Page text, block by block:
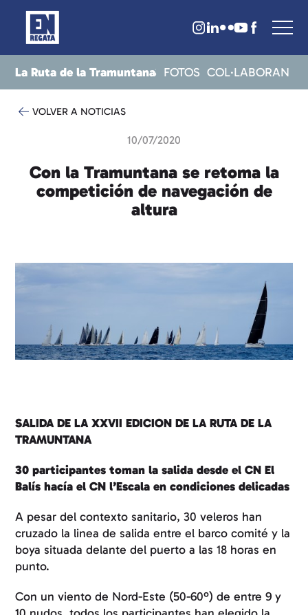
La Ruta de la Tramuntana
RESULTATS NOTICIES FOTOS COL·LABORAN
VOLVER A NOTICIAS
10/07/2020
Con la Tramuntana se retoma la
competición de navegación de
altura
SALIDA DE LA XXVII EDICION DE LA RUTA DE LA
TRAMUNTANA
30 participantes toman la salida desde el CN El
Balís hacía el CN l’Escala en condiciones delicadas
A pesar del contexto sanitario, 30 veleros han
cruzado la linea de salida entre el barco comité y la
boya situada delante del puerto a las 18 horas en
punto.
Con un viento de Nord-Este (50-60º) de entre 9 y